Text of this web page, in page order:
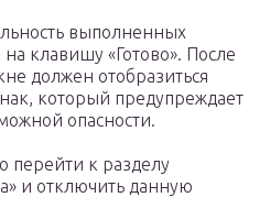
выполненных
клавишу «Готово». После
должен отобразиться
который предупреждает
опасности.
перейти к разделу
и отключить данную